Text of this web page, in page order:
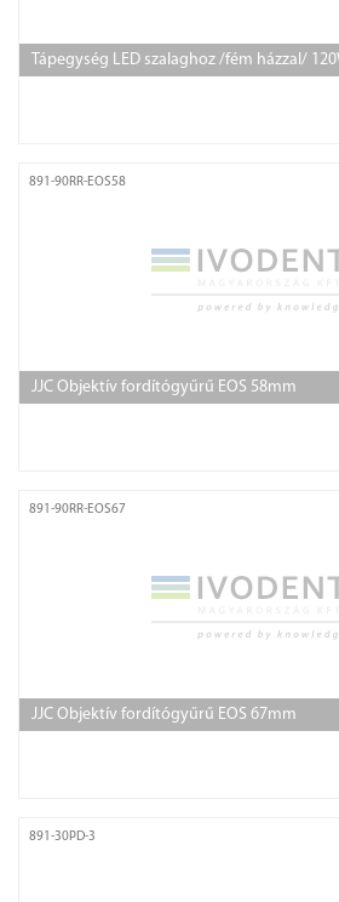
Tápegység LED szalaghoz /fém házzal/
891-90RR-EOS58
JJC Objektív fordítógyűrű EOS 58mm
891-90RR-EOS67
JJC Objektív fordítógyűrű EOS 67mm
891-30PD-3